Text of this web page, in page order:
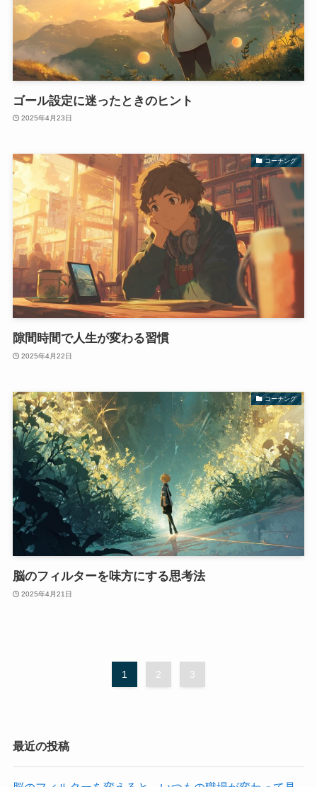
ゴール設定に迷ったときのヒント
2025年4月23日
コーチング
隙間時間で人生が変わる習慣
2025年4月22日
コーチング
脳のフィルターを味方にする思考法
2025年4月21日
1 2 3
最近の投稿